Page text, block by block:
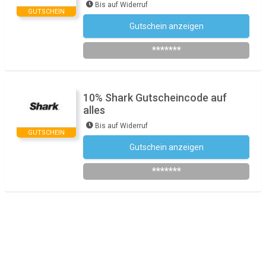
GUTSCHEIN
Bis auf Widerruf
Gutschein anzeigen
*******
GUTSCHEIN
10% Shark Gutscheincode auf
alles
Bis auf Widerruf
Gutschein anzeigen
*******